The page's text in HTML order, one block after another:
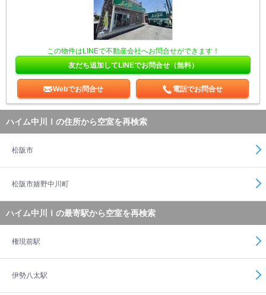
この物件はLINEで不動産会社へお問合せができます！
友だち追加してLINEでお問合せ（無料）
Webでお問合せ 電話でお問合せ
ハイム中川Ⅰの住所から空室を再検索
松阪市
松阪市嬉野中川町
ハイム中川Ⅰの最寄駅から空室を再検索
権現前駅
伊勢八太駅